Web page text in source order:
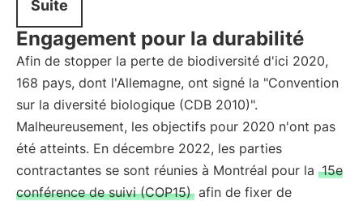
Suite
Engagement pour la durabilité
Afin de stopper la perte de biodiversité d'ici 2020,
168 pays, dont l'Allemagne, ont signé la "Convention
sur la diversité biologique (CDB 2010)".
Malheureusement, les objectifs pour 2020 n'ont pas
été atteints. En décembre 2022, les parties
contractantes se sont réunies à Montréal pour la 15e
conférence de suivi (COP15) afin de fixer de